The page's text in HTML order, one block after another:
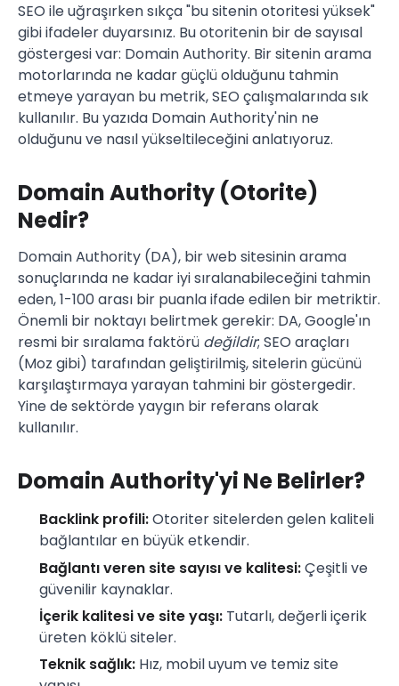
SEO ile uğraşırken sıkça "bu sitenin otoritesi yüksek"
gibi ifadeler duyarsınız. Bu otoritenin bir de sayısal
göstergesi var: Domain Authority. Bir sitenin arama
motorlarında ne kadar güçlü olduğunu tahmin
etmeye yarayan bu metrik, SEO çalışmalarında sık
kullanılır. Bu yazıda Domain Authority'nin ne
olduğunu ve nasıl yükseltileceğini anlatıyoruz.
Domain Authority (Otorite)
Nedir?
Domain Authority (DA), bir web sitesinin arama
sonuçlarında ne kadar iyi sıralanabileceğini tahmin
eden, 1-100 arası bir puanla ifade edilen bir metriktir.
Önemli bir noktayı belirtmek gerekir: DA, Google'ın
resmi bir sıralama faktörü değildir; SEO araçları
(Moz gibi) tarafından geliştirilmiş, sitelerin gücünü
karşılaştırmaya yarayan tahmini bir göstergedir.
Yine de sektörde yaygın bir referans olarak
kullanılır.
Domain Authority'yi Ne Belirler?
Backlink profili:Otoriter sitelerden gelen kaliteli
bağlantılar en büyük etkendir.
Bağlantı veren site sayısı ve kalitesi:Çeşitli ve
güvenilir kaynaklar.
İçerik kalitesi ve site yaşı: Tutarlı, değerli içerik
üreten köklü siteler.
Teknik sağlık: Hız, mobil uyum ve temiz site